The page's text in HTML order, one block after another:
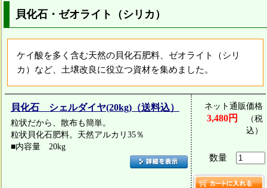
貝化石・ゼオライト（シリカ）
ケイ酸を多く含む天然の貝化石肥料、ゼオライト（シリ
カ）など、土壌改良に役立つ資材を集めました。
貝化石 シェルダイヤ(20kg)（送料込）
粒状だから、散布も簡単。
粒状貝化石肥料。天然アルカリ35％
■内容量 20kg
ネット通販価格
3,480円
（税
込）
数量